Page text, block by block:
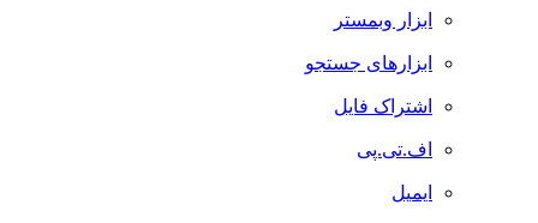
ابزار وبمستر
ابزارهای جستجو
اشتراک فایل
اف.تی.پی
ایمیل